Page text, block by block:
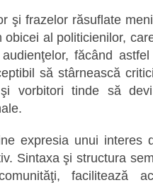
şi frazelor răsuflate
al politicienilor,
făcând
să stârnească
vorbitori tinde să
expresia unui interes
Sintaxa şi structura
facilitează